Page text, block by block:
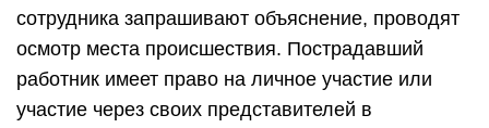
сотрудника запрашивают объяснение, проводят
осмотр места происшествия. Пострадавший
работник имеет право на личное участие или
участие через своих представителей в